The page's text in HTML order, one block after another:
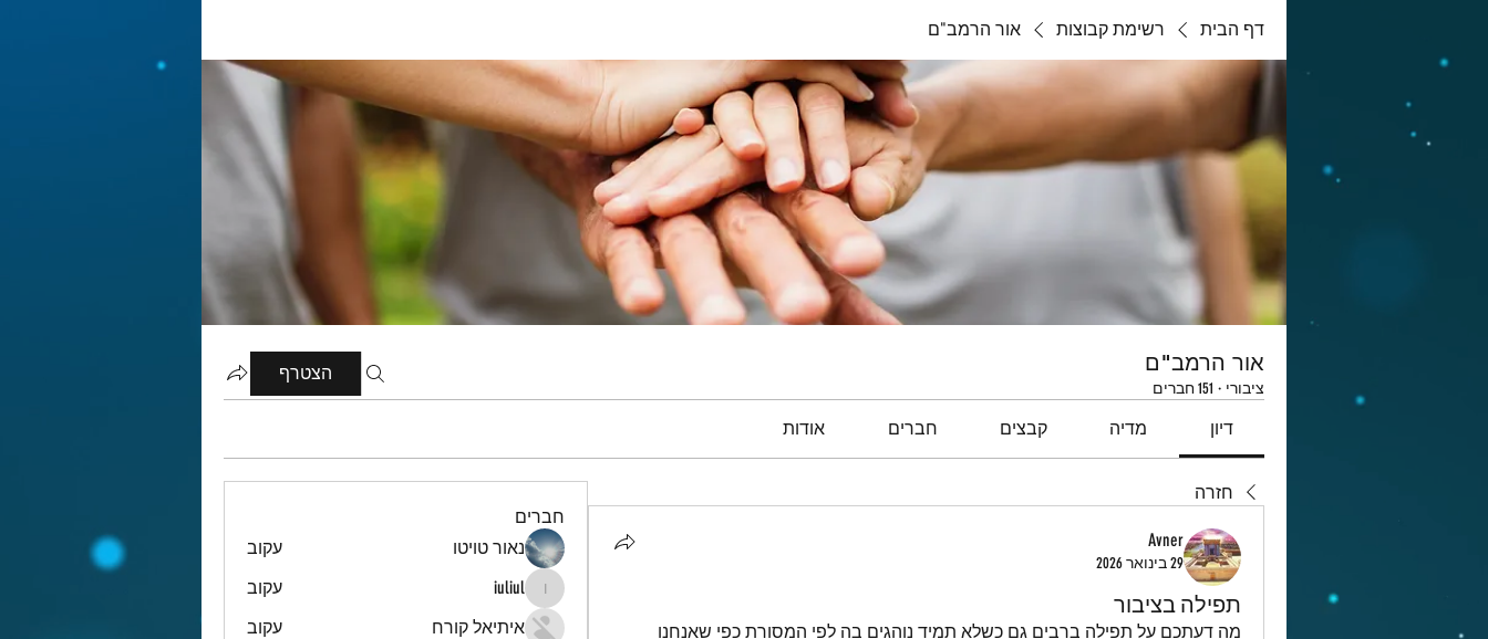
דף הבית רשימת קבוצות אור הרמב"ם
אור הרמב"ם
ציבורי · 151 חברים
הצטרף
דיון מדיה קבצים חברים אודות
חזרה
Avner
29 בינואר 2026
תפילה בציבור
חברים
נאור טויטו
עקוב
iuliul
iuliul
עקוב
איתיאל קורח
עקוב